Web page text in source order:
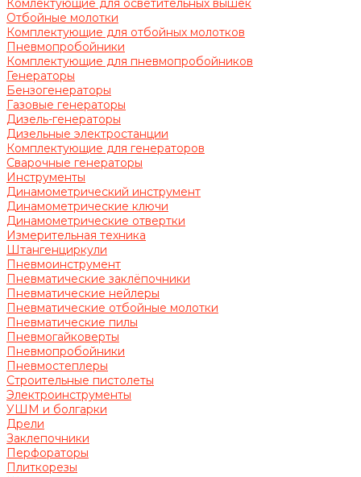
Комлектующие для осветительных вышек
Отбойные молотки
Комплектующие для отбойных молотков
Пневмопробойники
Комплектующие для пневмопробойников
Генераторы
Бензогенераторы
Газовые генераторы
Дизель-генераторы
Дизельные электростанции
Комплектующие для генераторов
Сварочные генераторы
Инструменты
Динамометрический инструмент
Динамометрические ключи
Динамометрические отвертки
Измерительная техника
Штангенциркули
Пневмоинструмент
Пневматические заклёпочники
Пневматические нейлеры
Пневматические отбойные молотки
Пневматические пилы
Пневмогайковерты
Пневмопробойники
Пневмостеплеры
Строительные пистолеты
Электроинструменты
УШМ и болгарки
Дрели
Заклепочники
Перфораторы
Плиткорезы